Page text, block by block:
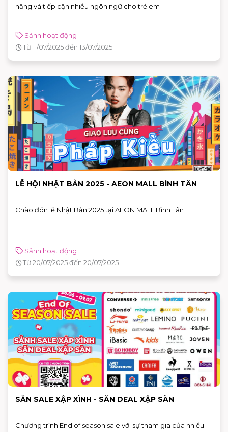
năng và tiếp cận nhiều ngôn ngữ cho trẻ em
Sảnh hoạt động
Từ 11/07/2025 đến 13/07/2025
LỄ HỘI NHẬT BẢN 2025 - AEON MALL BÌNH TÂN
Chào đón lễ Nhật Bản 2025 tại AEON MALL Bình Tân
Sảnh hoạt động
Từ 20/07/2025 đến 20/07/2025
SĂN SALE XẬP XÌNH - SĂN DEAL XẬP SÀN
Chương trình End of season sale với sự tham gia của nhiều